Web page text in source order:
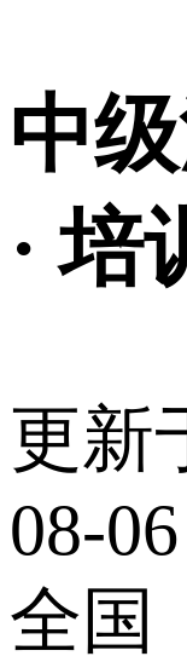
中
· 培
更新
08-
全国